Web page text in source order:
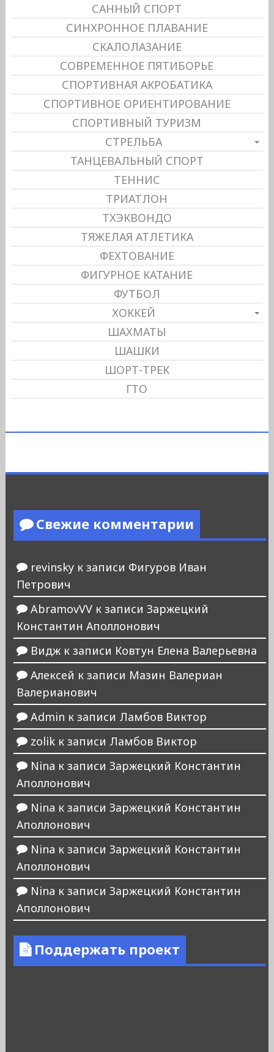
САННЫЙ СПОРТ
СИНХРОННОЕ ПЛАВАНИЕ
СКАЛОЛАЗАНИЕ
СОВРЕМЕННОЕ ПЯТИБОРЬЕ
СПОРТИВНАЯ АКРОБАТИКА
СПОРТИВНОЕ ОРИЕНТИРОВАНИЕ
СПОРТИВНЫЙ ТУРИЗМ
СТРЕЛЬБА
ТАНЦЕВАЛЬНЫЙ СПОРТ
ТЕННИС
ТРИАТЛОН
ТХЭКВОНДО
ТЯЖЕЛАЯ АТЛЕТИКА
ФЕХТОВАНИЕ
ФИГУРНОЕ КАТАНИЕ
ФУТБОЛ
ХОККЕЙ
ШАХМАТЫ
ШАШКИ
ШОРТ-ТРЕК
ГТО
Свежие комментарии
revinskyк записи Фигуров Иван
Петрович
AbramovVVк записи Заржецкий
Константин Аполлонович
Виджк записи Ковтун Елена Валерьевна
Алексей к записи Мазин Валериан
Валерианович
Admin к записи Ламбов Виктор
zolikк записи Ламбов Виктор
Nina к записи Заржецкий Константин
Аполлонович
Nina к записи Заржецкий Константин
Аполлонович
Nina к записи Заржецкий Константин
Аполлонович
Nina к записи Заржецкий Константин
Аполлонович
Поддержать проект